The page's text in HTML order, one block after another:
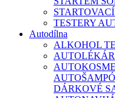
TESTERY
Autodílna
ALKOHOL
DÁRKOVÉ